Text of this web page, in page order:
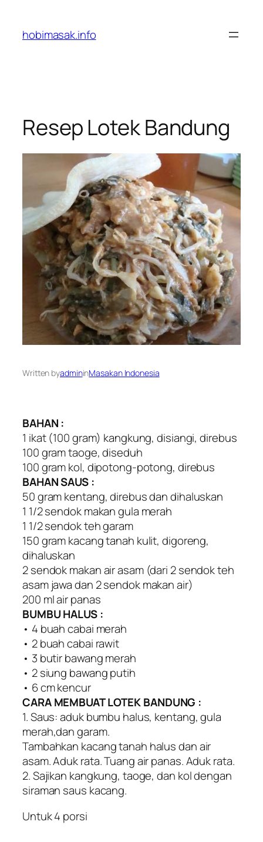
content
hobimasak.info
Resep Lotek Bandung
Written byadmininMasakan Indonesia
BAHAN :
1 ikat (100 gram) kangkung, disiangi, direbus
100 gram taoge, diseduh
100 gram kol, dipotong-potong, direbus
BAHAN SAUS :
50 gram kentang, direbus dan dihaluskan
1 1/2 sendok makan gula merah
1 1/2 sendok teh garam
150 gram kacang tanah kulit, digoreng,
dihaluskan
2 sendok makan air asam (dari 2 sendok teh
asam jawa dan 2 sendok makan air)
200 ml air panas
BUMBU HALUS :
• 4 buah cabai merah
• 2 buah cabai rawit
• 3 butir bawang merah
• 2 siung bawang putih
• 6 cm kencur
CARA MEMBUAT LOTEK BANDUNG :
1. Saus: aduk bumbu halus, kentang, gula
merah,dan garam.
Tambahkan kacang tanah halus dan air
asam. Aduk rata. Tuang air panas. Aduk rata.
2. Sajikan kangkung, taoge, dan kol dengan
siraman saus kacang.
Untuk 4 porsi